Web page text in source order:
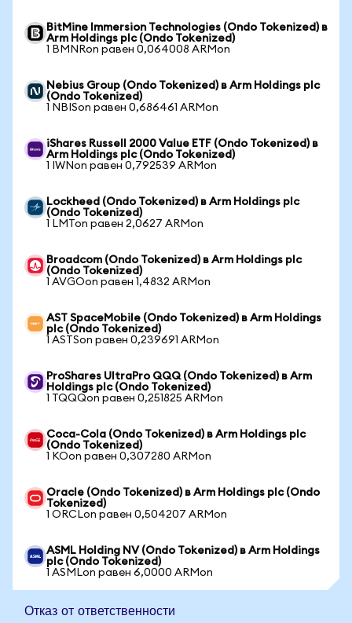
BitMine Immersion Technologies (Ondo Tokenized) в
Arm Holdings plc (Ondo Tokenized)
1 BMNRon равен 0,064008 ARMon
Nebius Group (Ondo Tokenized) в Arm Holdings plc
(Ondo Tokenized)
1 NBISon равен 0,686461 ARMon
iShares Russell 2000 Value ETF (Ondo Tokenized) в
Arm Holdings plc (Ondo Tokenized)
1 IWNon равен 0,792539 ARMon
Lockheed (Ondo Tokenized) в Arm Holdings plc
(Ondo Tokenized)
1 LMTon равен 2,0627 ARMon
Broadcom (Ondo Tokenized) в Arm Holdings plc
(Ondo Tokenized)
1 AVGOon равен 1,4832 ARMon
AST SpaceMobile (Ondo Tokenized) в Arm Holdings
plc (Ondo Tokenized)
1 ASTSon равен 0,239691 ARMon
ProShares UltraPro QQQ (Ondo Tokenized) в Arm
Holdings plc (Ondo Tokenized)
1 TQQQon равен 0,251825 ARMon
Coca-Cola (Ondo Tokenized) в Arm Holdings plc
(Ondo Tokenized)
1 KOon равен 0,307280 ARMon
Oracle (Ondo Tokenized) в Arm Holdings plc (Ondo
Tokenized)
1 ORCLon равен 0,504207 ARMon
ASML Holding NV (Ondo Tokenized) в Arm Holdings
plc (Ondo Tokenized)
1 ASMLon равен 6,0000 ARMon
Отказ от ответственности